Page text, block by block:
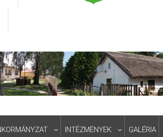
INTÉZMÉNYEK GALÉRIA